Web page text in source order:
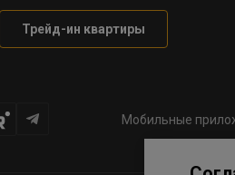
Трейд-ин квартиры
Мобильные